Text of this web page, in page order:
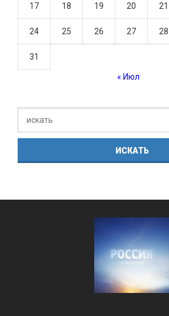
17 18 19 20 21
24 25 26 27 28
31
« Июл